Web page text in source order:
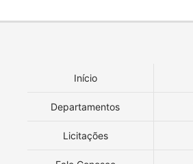
Início
Departamentos
Licitações